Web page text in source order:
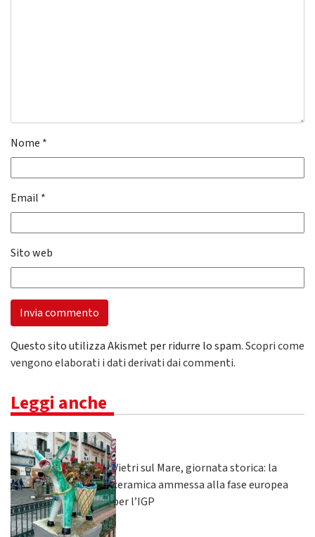
Nome *
Email *
Sito web
Questo sito utilizza Akismet per ridurre lo spam.Scopri come
vengono elaborati i dati derivati dai commenti.
Leggi anche
Vietri sul Mare, giornata storica: la
ceramica ammessa alla fase europea
per l’IGP